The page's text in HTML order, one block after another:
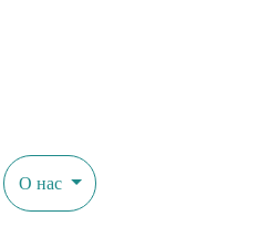
О нас